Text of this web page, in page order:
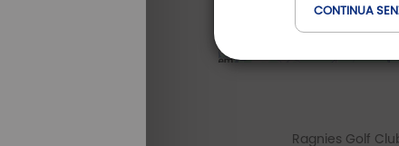
CONTINUA
Ragnies Golf